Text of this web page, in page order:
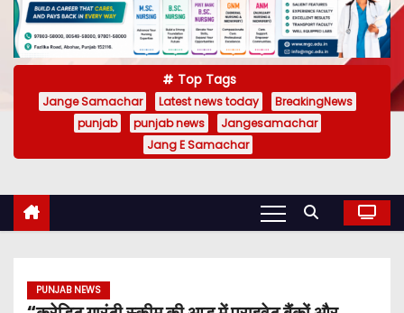
Top Tags
Jange Samachar Latest news today
BreakingNews
punjab
punjab news
Jangesamachar
Jang E Samachar
PUNJAB NEWS